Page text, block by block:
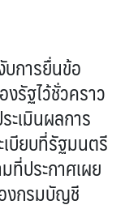
บการยื่นข้อ
รัฐไว้ชั่วคราว
ะเมินผลการ
บียบที่รัฐมนตรี
ที่ประกาศเผย
งกรมบัญชี